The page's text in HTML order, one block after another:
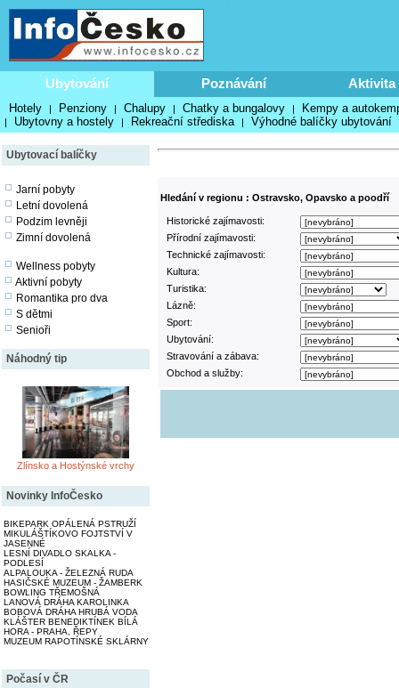
Ubytování Poznávání Aktivita
Hotely | Penziony | Chalupy | Chatky a bungalovy | Kempy a
| Ubytovny a hostely | Rekreační střediska | Výhodné balíčky ubytování
Ubytovací balíčky
Jarní pobyty
Letní dovolená
Podzim levněji
Zimní dovolená
Wellness pobyty
Aktivní pobyty
Romantika pro dva
S dětmi
Senioři
Náhodný tip
Zlínsko a Hostýnské vrchy
Novinky InfoČesko
BIKEPARK OPÁLENÁ PSTRUŽÍ
MIKULÁŠTÍKOVO FOJTSTVÍ V
JASENNÉ
LESNÍ DIVADLO SKALKA -
PODLESÍ
ALPALOUKA - ŽELEZNÁ RUDA
HASIČSKÉ MUZEUM - ŽAMBERK
BOWLING TŘEMOŠNÁ
LANOVÁ DRÁHA KAROLINKA
BOBOVÁ DRÁHA HRUBÁ VODA
KLÁŠTER BENEDIKTÍNEK BÍLÁ
HORA - PRAHA, ŘEPY
MUZEUM RAPOTÍNSKÉ SKLÁRNY
Počasí v ČR
Hledání v regionu : Ostravsko, Opavsko a poodří
Historické zajímavosti:
Přírodní zajímavosti:
Technické zajímavosti:
Kultura:
Turistika:
Lázně:
Sport:
Ubytování:
Stravování a zábava:
Obchod a služby: